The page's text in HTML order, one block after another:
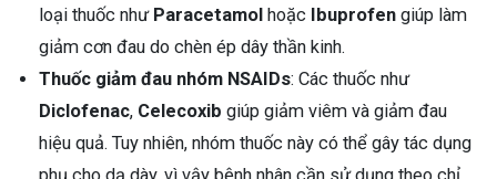
loại thuốc như Paracetamol hoặc Ibuprofen giúp làm
giảm cơn đau do chèn ép dây thần kinh.
Thuốc giảm đau nhóm NSAIDs: Các thuốc như
Diclofenac, Celecoxib giúp giảm viêm và giảm đau
hiệu quả. Tuy nhiên, nhóm thuốc này có thể gây tác dụng